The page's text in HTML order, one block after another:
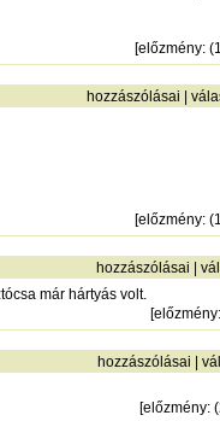
[előzmény:
hozzászólásai |
[előzmény:
hozzászólásai |
már hártyás volt.
[előzmény
hozzászólásai |
[előzmény: